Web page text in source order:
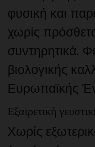
φυσική και
χωρίς
συντηρητικά.
βιολογικής
Ευρωπαϊκής
Εξαιρετική
Χωρίς